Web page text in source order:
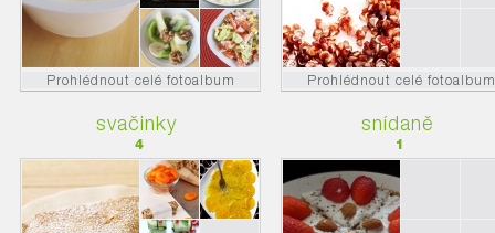
Prohlédnout celé fotoalbum Prohlédnout celé fotoalbum
svačinky
4
snídaně
1